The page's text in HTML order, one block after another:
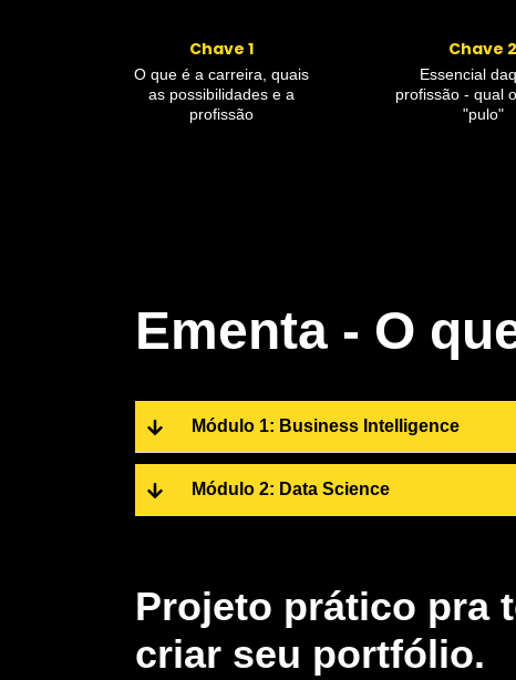
Chave 1
O que é a carreira, quais
as possibilidades e a
profissão
Chave 2
Essencial
profissão - qual
"pulo"
Ementa - O
Módulo 1: Business Intelligence
Módulo 2: Data Science
Projeto prático pra
criar seu portfólio.